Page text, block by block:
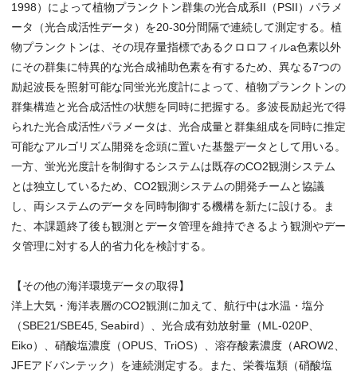
1998）によって植物プランクトン群集の光合成系II（PSII）パラメ
ータ（光合成活性データ）を20-30分間隔で連続して測定する。植
物プランクトンは、その現存量指標であるクロロフィルa色素以外
にその群集に特異的な光合成補助色素を有するため、異なる7つの
励起波長を照射可能な同蛍光光度計によって、植物プランクトンの
群集構造と光合成活性の状態を同時に把握する。多波長励起光で得
られた光合成活性パラメータは、光合成量と群集組成を同時に推定
可能なアルゴリズム開発を念頭に置いた基盤データとして用いる。
一方、蛍光光度計を制御するシステムは既存のCO2観測システム
とは独立しているため、CO2観測システムの開発チームと協議
し、両システムのデータを同時制御する機構を新たに設ける。ま
た、本課題終了後も観測とデータ管理を維持できるよう観測やデー
タ管理に対する人的省力化を検討する。
【その他の海洋環境データの取得】
洋上大気・海洋表層のCO2観測に加えて、航行中は水温・塩分
（SBE21/SBE45, Seabird）、光合成有効放射量（ML-020P、
Eiko）、硝酸塩濃度（OPUS、TriOS）、溶存酸素濃度（AROW2、
JFEアドバンテック）を連続測定する。また、栄養塩類（硝酸塩